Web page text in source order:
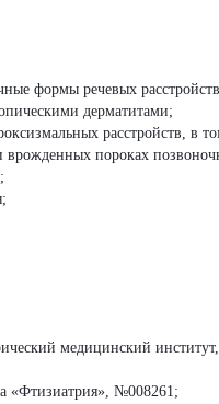
формы речевых
дерматитами;
расстройств, в
пороках
медицинский
№008261;